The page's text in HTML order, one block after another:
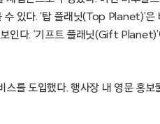
있다. ‘탑 플래닛(Top Planet)’은
인다. ‘기프트 플래닛(Gift
를 도입했다. 행사장 내 영문 홍보